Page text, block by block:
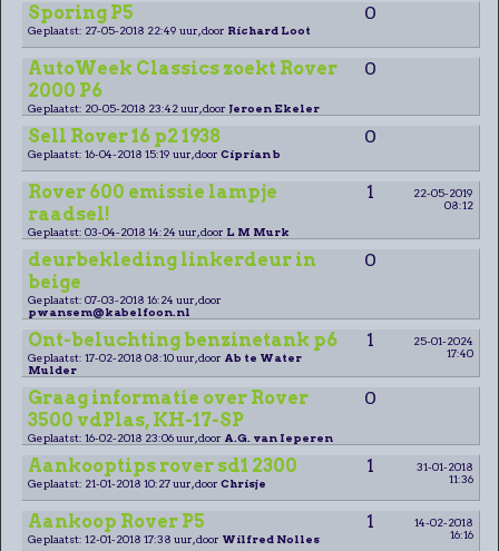
Sporing P5 0
Geplaatst: 27-05-2018 22:49 uur, door Richard Loot
AutoWeek Classics zoekt Rover
2000 P6
0
Geplaatst: 20-05-2018 23:42 uur, door Jeroen Ekeler
Sell Rover 16 p2 1938 0
Geplaatst: 16-04-2018 15:19 uur, door Ciprian b
Rover 600 emissie lampje
raadsel!
1
22-05-2019
08:12
Geplaatst: 03-04-2018 14:24 uur, door L M Murk
deurbekleding linkerdeur in
beige
0
Geplaatst: 07-03-2018 16:24 uur, door
pwansem@kabelfoon.nl
Ont-beluchting benzinetank p6 1
25-01-2024
17:40
Geplaatst: 17-02-2018 08:10 uur, door Ab te Water
Mulder
Graag informatie over Rover
3500 vdPlas, KH-17-SP
0
Geplaatst: 16-02-2018 23:06 uur, door A.G. van Ieperen
Aankooptips rover sd1 2300 1
31-01-2018
11:36
Geplaatst: 21-01-2018 10:27 uur, door Chrisje
Aankoop Rover P5 1
14-02-2018
16:16
Geplaatst: 12-01-2018 17:38 uur, door Wilfred Nolles